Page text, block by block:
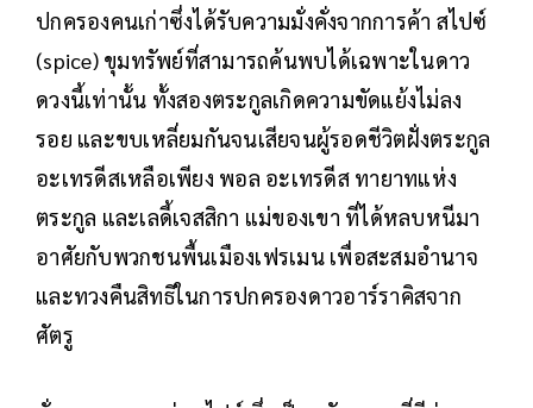
ปกครองคนเก่าซึ่งได้รับความมั่งคั่งจากการค้า สไปซ์
(spice) ขุมทรัพย์ที่สามารถค้นพบได้เฉพาะในดาว
ดวงนี้เท่านั้น ทั้งสองตระกูลเกิดความขัดแย้งไม่ลง
รอย และขบเหลี่ยมกันจนเสียจนผู้รอดชีวิตฝั่งตระกูล
อะเทรดีสเหลือเพียง พอล อะเทรดีส ทายาทแห่ง
ตระกูล และเลดี้เจสสิกา แม่ของเขา ที่ได้หลบหนีมา
อาศัยกับพวกชนพื้นเมืองเฟรเมน เพื่อสะสมอำนาจ
และทวงคืนสิทธิในการปกครองดาวอาร์ราคิสจาก
ศัตรู